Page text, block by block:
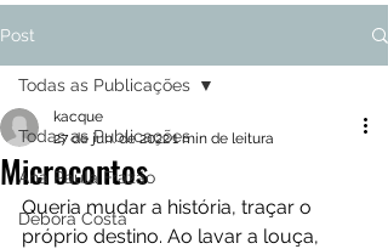
Post
Todas as Publicações
Ana Paula Frazão
Debora Costa
Todas as Publicações
Microcontos
kacque
27 de jun. de 20221 min de leitura
Queria mudar a história, traçar o
próprio destino. Ao lavar a louça,